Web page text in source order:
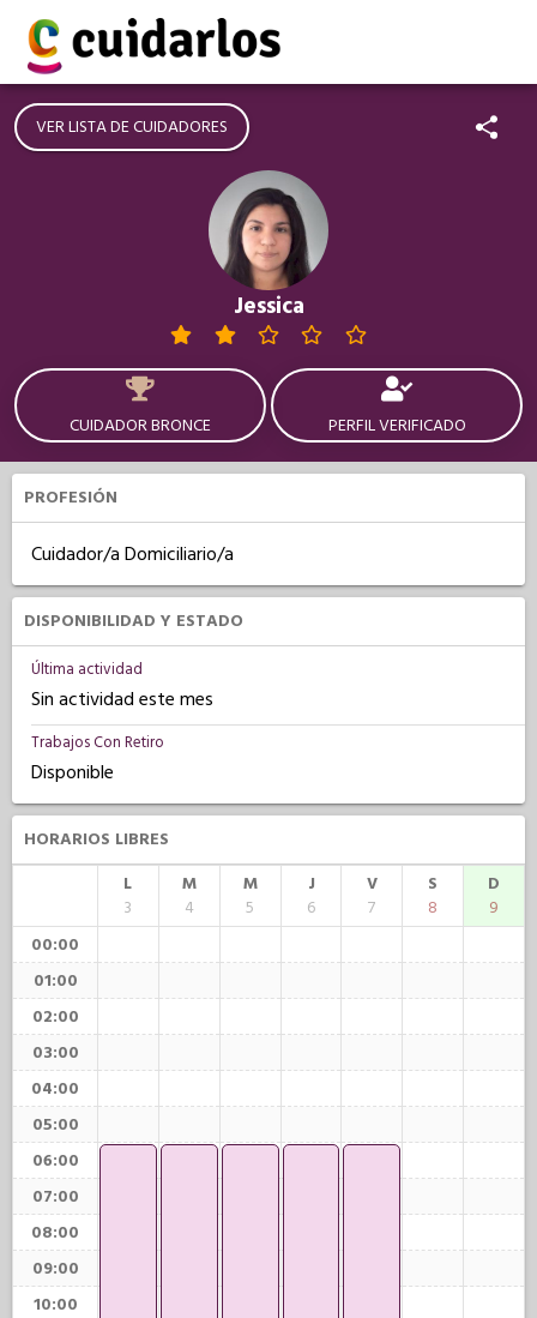
VER LISTA DE CUIDADORES
Jessica
CUIDADOR BRONCE PERFIL VERIFICADO
PROFESIÓN
Cuidador/a Domiciliario/a
DISPONIBILIDAD Y ESTADO
Última actividad
Sin actividad este mes
Trabajos Con Retiro
Disponible
HORARIOS LIBRES
L
3
M
4
M
5
J
6
V
7
S
8
D
9
00:00
01:00
02:00
03:00
04:00
05:00
06:00
07:00
08:00
09:00
10:00